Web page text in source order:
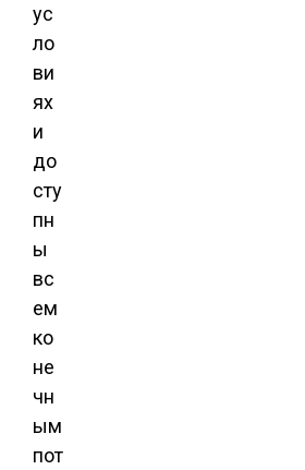
ус
ло
ви
ях
и
до
сту
пн
ы
вс
ем
ко
не
чн
ым
пот